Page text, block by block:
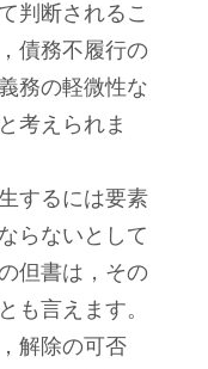
判断されるこ
債務不履行の
務の軽微性な
考えられま
するには要素
らないとして
但書は，その
も言えます。
解除の可否